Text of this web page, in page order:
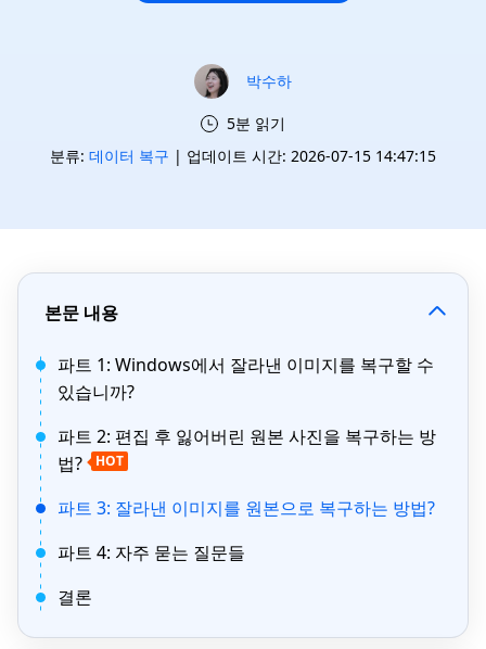
박수하
5분 읽기
분류: 데이터 복구 | 업데이트 시간: 2026-07-15 14:47:15
본문 내용
파트 1: Windows에서 잘라낸 이미지를 복구할 수
있습니까?
파트 2: 편집 후 잃어버린 원본 사진을 복구하는 방
법?
HOT
파트 3: 잘라낸 이미지를 원본으로 복구하는 방법?
파트 4: 자주 묻는 질문들
결론